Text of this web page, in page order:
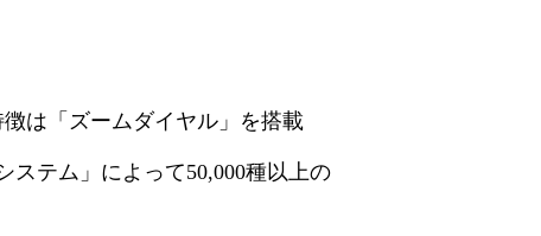
は「ズームダイヤル」を搭載
ステム」によって50,000種以上の